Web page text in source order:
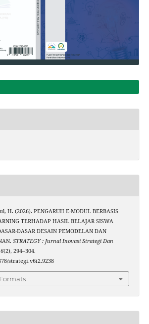
H. (2026). PENGARUH E-MODUL BERBASIS
TERHADAP HASIL BELAJAR SISWA
DASAR DESAIN PEMODELAN DAN
STRATEGY : Jurnal Inovasi Strategi Dan
6(2), 294–304.
strategi.v6i2.9238